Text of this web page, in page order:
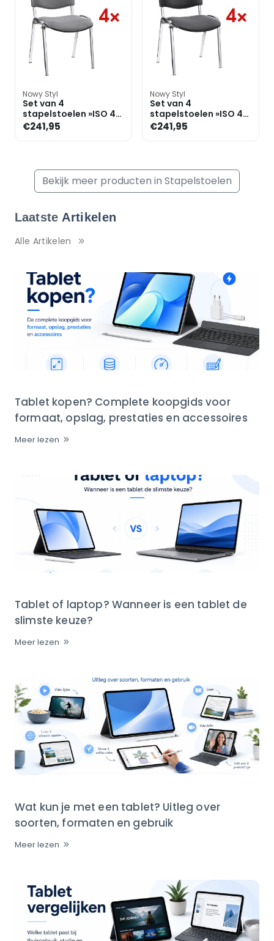
Nowy Styl
Set van 4
stapelstoelen »ISO 4L«
chroomkleurig
onderstel
€241,95
Nowy Styl
Set van 4
stapelstoelen »ISO 4L«
chroomkleurig
onderstel
€241,95
Bekijk meer producten in Stapelstoelen
Laatste Artikelen
Alle Artikelen
Tablet kopen? Complete koopgids voor
formaat, opslag, prestaties en accessoires
Meer lezen
Tablet of laptop? Wanneer is een tablet de
slimste keuze?
Meer lezen
Wat kun je met een tablet? Uitleg over
soorten, formaten en gebruik
Meer lezen